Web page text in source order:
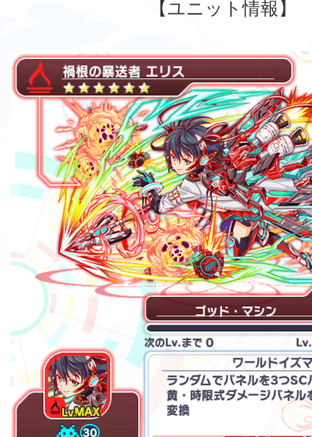
【ユニット情報】